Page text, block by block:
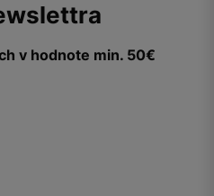
v hodnote min. 50€